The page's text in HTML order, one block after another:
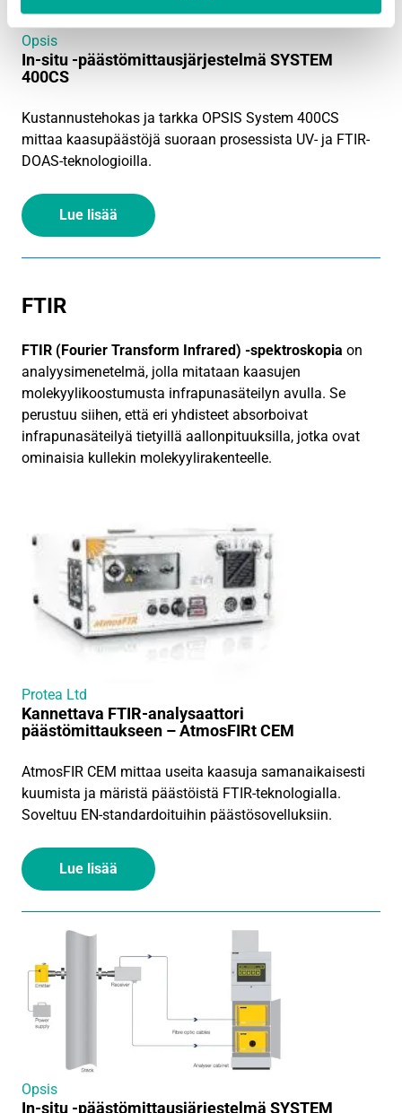
Opsis
In-situ -päästömittausjärjestelmä SYSTEM
400CS
Kustannustehokas ja tarkka OPSIS System 400CS
mittaa kaasupäästöjä suoraan prosessista UV- ja FTIR-
DOAS-teknologioilla.
Lue lisää
FTIR
FTIR (Fourier Transform Infrared) -spektroskopia on
analyysimenetelmä, jolla mitataan kaasujen
molekyylikoostumusta infrapunasäteilyn avulla. Se
perustuu siihen, että eri yhdisteet absorboivat
infrapunasäteilyä tietyillä aallonpituuksilla, jotka ovat
ominaisia kullekin molekyylirakenteelle.
Protea Ltd
Kannettava FTIR-analysaattori
päästömittaukseen – AtmosFIRt CEM
AtmosFIR CEM mittaa useita kaasuja samanaikaisesti
kuumista ja märistä päästöistä FTIR-teknologialla.
Soveltuu EN-standardoituihin päästösovelluksiin.
Lue lisää
Opsis
In-situ -päästömittausjärjestelmä SYSTEM